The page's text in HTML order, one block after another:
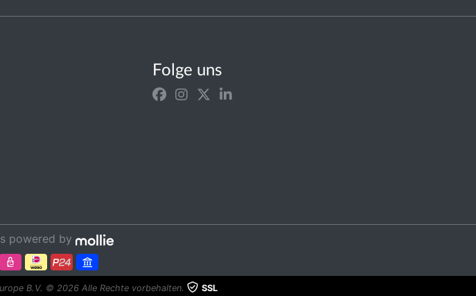
Folge uns
powered by
B.V. © 2026 Alle Rechte vorbehalten. SSL